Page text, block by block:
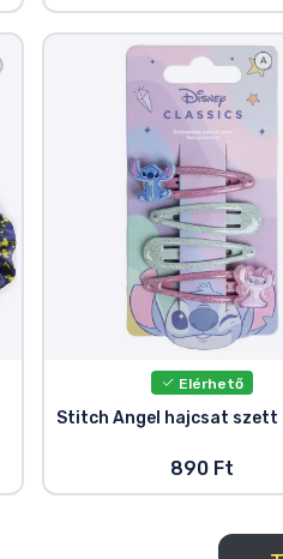
Elérhető
Stitch Angel hajcsat szett
890 Ft